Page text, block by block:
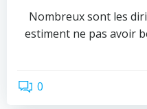
Nombreux sont les
estiment ne pas avoir
0